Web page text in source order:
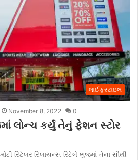
લાઈફસ્ટાઇલ
November 8, 2022 0
લોન્ચ કર્યું તેનું ફેશન સ્ટોર
રિટેલર રિલાયન્સ રિટેલે ભુજમાં તેના સૌથી